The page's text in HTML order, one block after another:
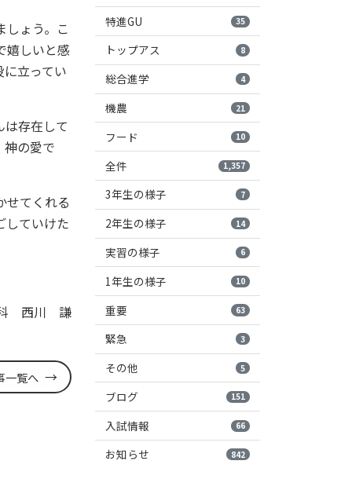
しょう。こ
嬉しいと感
立ってい
存在して
の愛で
せてくれる
していけた
西川 謙
一覧へ
特進GU 35
トップアス 8
総合進学 4
機農 21
フード 10
全件 1,357
3年生の様子 7
2年生の様子 14
実習の様子 6
1年生の様子 10
重要 63
緊急 3
その他 5
ブログ 151
入試情報 66
お知らせ 842